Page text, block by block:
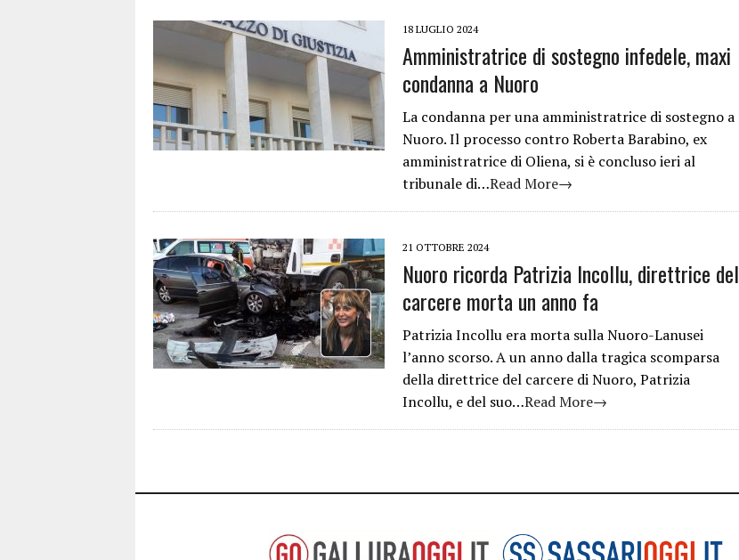
18 LUGLIO 2024
Amministratrice di sostegno infedele, maxi
condanna a Nuoro
La condanna per una amministratrice di sostegno a
Nuoro. Il processo contro Roberta Barabino, ex
amministratrice di Oliena, si è concluso ieri al
tribunale di…Read More→
21 OTTOBRE 2024
Nuoro ricorda Patrizia Incollu, direttrice del
carcere morta un anno fa
Patrizia Incollu era morta sulla Nuoro-Lanusei
l’anno scorso. A un anno dalla tragica scomparsa
della direttrice del carcere di Nuoro, Patrizia
Incollu, e del suo…Read More→